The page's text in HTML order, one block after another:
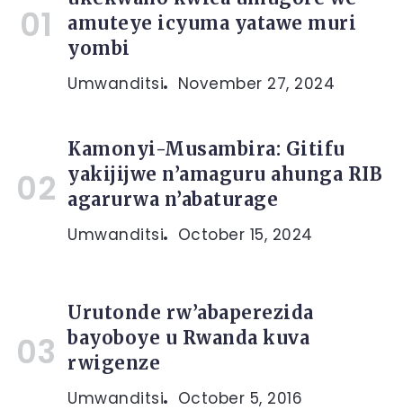
amuteye icyuma yatawe muri
yombi
Umwanditsi November 27, 2024
Kamonyi-Musambira: Gitifu
yakijijwe n’amaguru ahunga RIB
agarurwa n’abaturage
Umwanditsi October 15, 2024
Urutonde rw’abaperezida
bayoboye u Rwanda kuva
rwigenze
Umwanditsi October 5, 2016